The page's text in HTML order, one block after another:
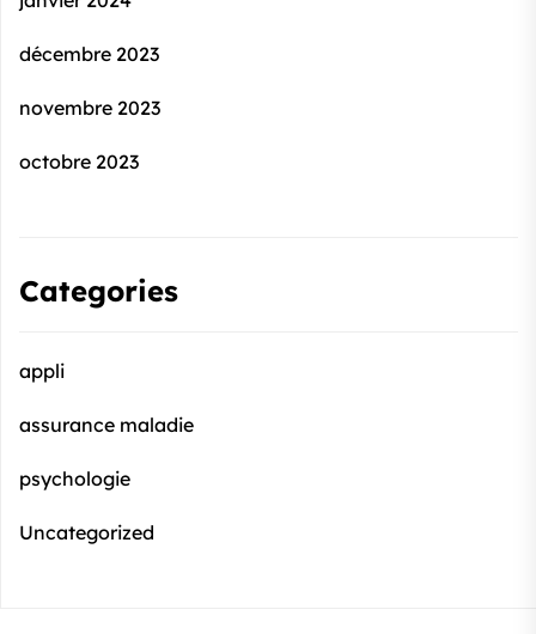
décembre 2023
novembre 2023
octobre 2023
Categories
appli
assurance maladie
psychologie
Uncategorized